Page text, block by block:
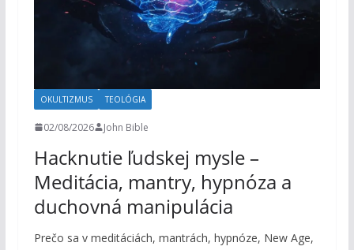
OKULTIZMUS TEOLÓGIA
02/08/2026 John Bible
Hacknutie ľudskej mysle –
Meditácia, mantry, hypnóza a
duchovná manipulácia
Prečo sa v meditáciách, mantrách, hypnóze, New Age,